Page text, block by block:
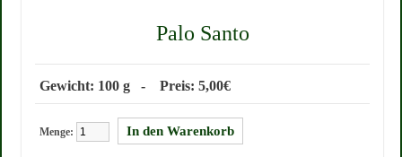
Palo Santo
Gewicht: 100 g - Preis: 5,00€
Menge: